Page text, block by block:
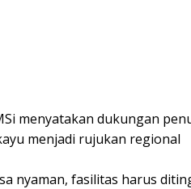
menyatakan dukungan
menjadi rujukan regional
nyaman, fasilitas harus